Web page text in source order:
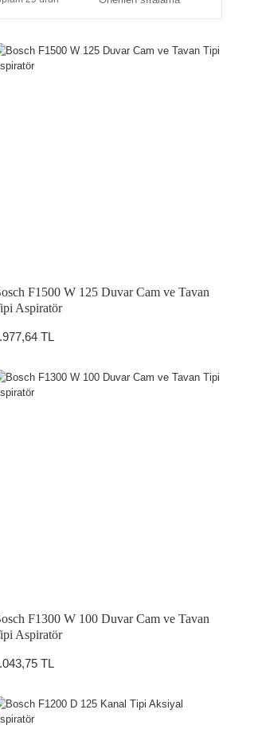
F1500 W 125 Duvar Cam ve Tavan
Aspiratör
TL
F1300 W 100 Duvar Cam ve Tavan
Aspiratör
TL